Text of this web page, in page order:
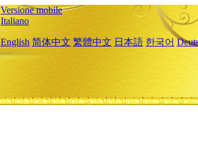
Versione mobile
Italiano
English 简体中文 繁體中文 日本語 한국어